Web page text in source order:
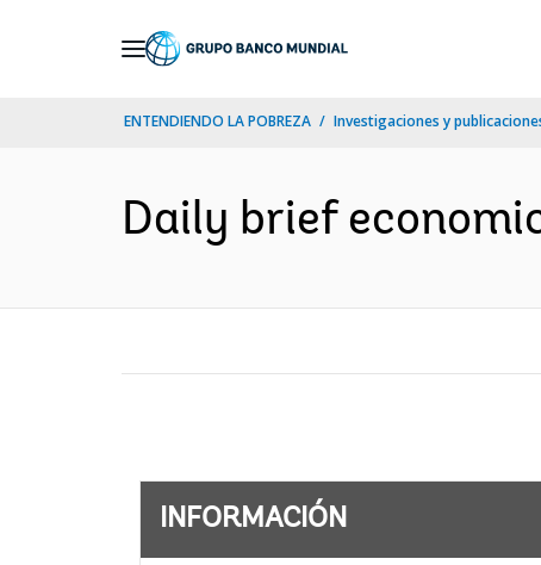
ENTENDIENDO LA POBREZA Investigaciones y
Daily brief
INFORMACIÓN